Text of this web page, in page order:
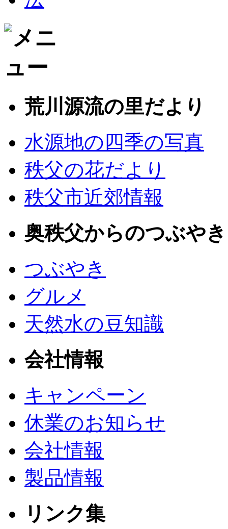
荒川源流の里だより
水源地の四季の写真
秩父の花だより
秩父市近郊情報
奥秩父からのつぶやき
つぶやき
グルメ
天然水の豆知識
会社情報
キャンペーン
休業のお知らせ
会社情報
製品情報
リンク集